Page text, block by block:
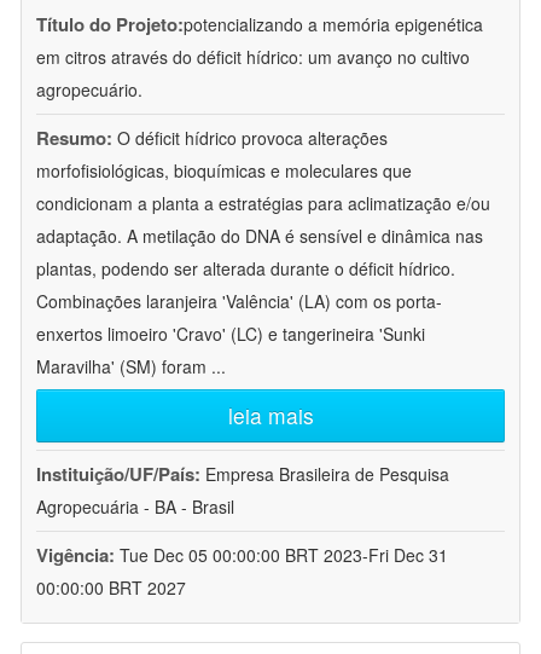
Título do Projeto:potencializando a memória epigenética
em citros através do déficit hídrico: um avanço no cultivo
agropecuário.
Resumo: O déficit hídrico provoca alterações
morfofisiológicas, bioquímicas e moleculares que
condicionam a planta a estratégias para aclimatização e/ou
adaptação. A metilação do DNA é sensível e dinâmica nas
plantas, podendo ser alterada durante o déficit hídrico.
Combinações laranjeira 'Valência' (LA) com os porta-
enxertos limoeiro 'Cravo' (LC) e tangerineira 'Sunki
Maravilha' (SM) foram ...
leia mais
Instituição/UF/País: Empresa Brasileira de Pesquisa
Agropecuária - BA - Brasil
Vigência: Tue Dec 05 00:00:00 BRT 2023-Fri Dec 31
00:00:00 BRT 2027